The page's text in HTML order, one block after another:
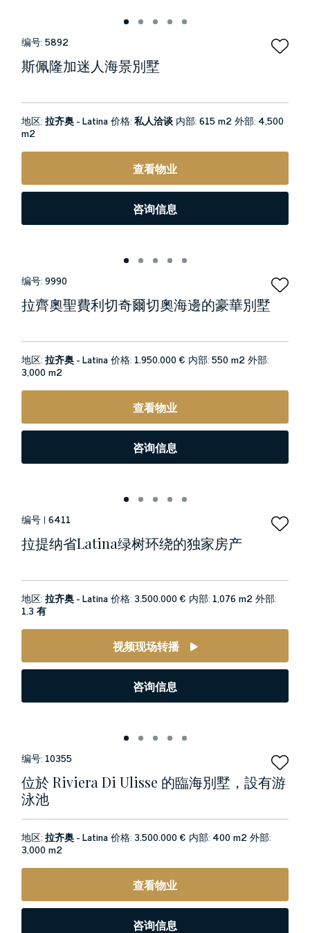
编号:5892
斯佩隆加迷人海景別墅
地区:拉齐奥 - Latina价格:私人洽谈 内部:615 m2外部: 4,500
m2
查看物业
咨询信息
编号:9990
拉齊奧聖費利切奇爾切奧海邊的豪華別墅
地区:拉齐奥 - Latina价格: 1.950.000 € 内部:550 m2外部:
3,000 m2
查看物业
咨询信息
编号 | 6411
拉提纳省latina绿树环绕的独家房产
地区:拉齐奥 - Latina价格:3.500.000 € 内部: 1,076 m2外部:
1.3 有
视频现场转播
咨询信息
编号: 10355
位於 Riviera Di Ulisse 的臨海別墅，設有游
泳池
地区:拉齐奥 - Latina价格:3.500.000 € 内部: 400 m2外部:
3,000 m2
查看物业
咨询信息